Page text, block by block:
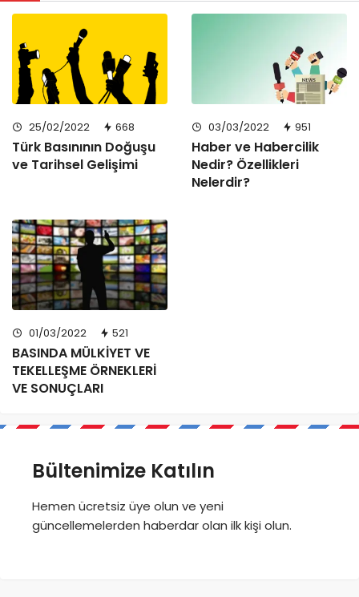
25/02/2022 668
Türk Basınının Doğuşu
ve Tarihsel Gelişimi
03/03/2022 951
Haber ve Habercilik
Nedir? Özellikleri
Nelerdir?
01/03/2022 521
BASINDA MÜLKİYET VE
TEKELLEŞME ÖRNEKLERİ
VE SONUÇLARI
Bültenimize Katılın
Hemen ücretsiz üye olun ve yeni
güncellemelerden haberdar olan ilk kişi olun.